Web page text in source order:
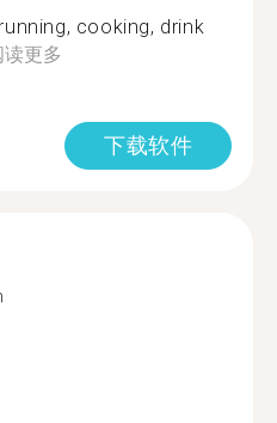
cooking, drink
读更多
下载软件